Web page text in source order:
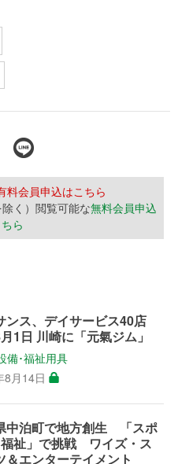
料会員申込はこちら
く）閲覧可能な無料会員申込
ら
ンス、デイサービス40店
1日 川崎に「元氣ジム」
備･福祉用具
8月14日
中泊町で地方創生 「スポ
祉」で挑戦 ワイズ・ス
＆エンターテイメント